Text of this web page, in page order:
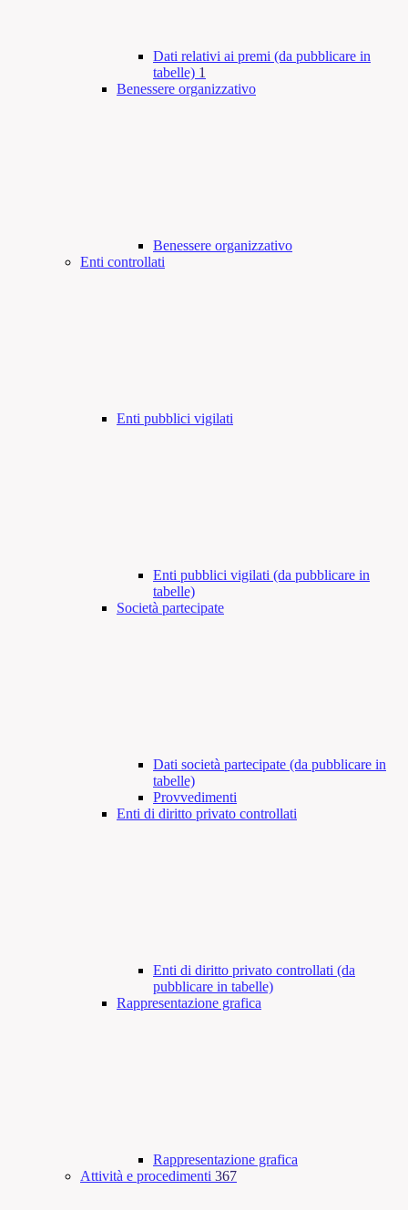
Dati relativi ai premi (da pubblicare in
tabelle) 1
Benessere organizzativo
Benessere organizzativo
Enti controllati
Enti pubblici vigilati
Enti pubblici vigilati (da pubblicare in
tabelle)
Società partecipate
Dati società partecipate (da pubblicare in
tabelle)
Provvedimenti
Enti di diritto privato controllati
Enti di diritto privato controllati (da
pubblicare in tabelle)
Rappresentazione grafica
Rappresentazione grafica
Attività e procedimenti 367